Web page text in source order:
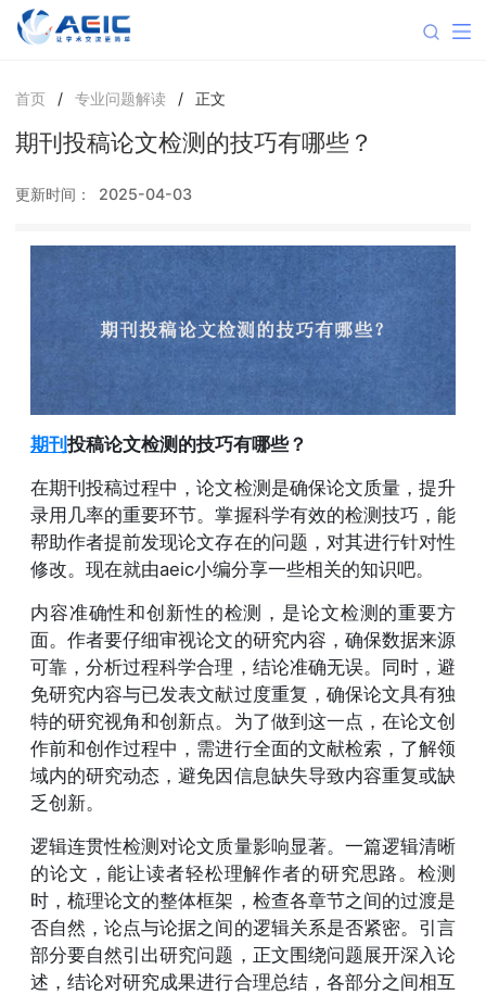
首页 / 专业问题解读 / 正文
期刊投稿论文检测的技巧有哪些？
更新时间： 2025-04-03
期刊 投稿论文检测的技巧有哪些？
在期刊投稿过程中，论文检测是确保论文质量，提升
录用几率的重要环节。掌握科学有效的检测技巧，能
帮助作者提前发现论文存在的问题，对其进行针对性
修改。现在就由aeic小编分享一些相关的知识吧。
内容准确性和创新性的检测，是论文检测的重要方
面。作者要仔细审视论文的研究内容，确保数据来源
可靠，分析过程科学合理，结论准确无误。同时，避
免研究内容与已发表文献过度重复，确保论文具有独
特的研究视角和创新点。为了做到这一点，在论文创
作前和创作过程中，需进行全面的文献检索，了解领
域内的研究动态，避免因信息缺失导致内容重复或缺
乏创新。
逻辑连贯性检测对论文质量影响显著。一篇逻辑清晰
的论文，能让读者轻松理解作者的研究思路。检测
时，梳理论文的整体框架，检查各章节之间的过渡是
否自然，论点与论据之间的逻辑关系是否紧密。引言
部分要自然引出研究问题，正文围绕问题展开深入论
述，结论对研究成果进行合理总结，各部分之间相互